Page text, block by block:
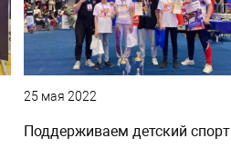
25 мая 2022
Поддерживаем детский спорт